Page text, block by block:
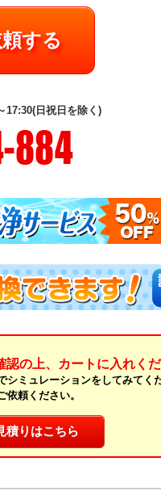
頼する
17:30(日祝日を除く)
の上、カートに入れくだ
ミュレーションをしてみてくだ
依頼ください。
積りはこちら